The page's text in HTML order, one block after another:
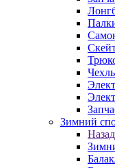
Зимний
Назад